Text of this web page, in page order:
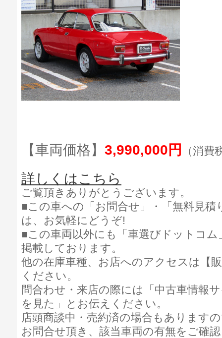
【車両価格】 3,990,000円 （消費
詳しくはこちら
ご覧頂きありがとうございます。
■この車への「お問合せ」・「無料見積
は、お気軽にどうぞ!
■この車両以外にも「車選びドットコ
掲載しております。
他の在庫車種、お店へのアクセスは【
ください。
問合わせ・来店の際には「中古車情報
を見た」とお伝えください。
店頭商談中・売約済の場合もあります
お問合せ頂き、該当車両の有無をご確